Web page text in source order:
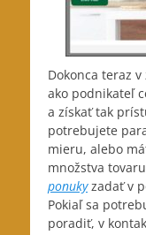
Dokonca teraz v
ako podnikateľ
a získať tak
potrebujete
mieru, alebo
množstva
ponukyzadať v
Pokiaľ sa
poradiť, v